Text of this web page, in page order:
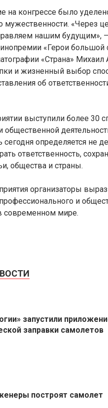
на конгрессе было
мужественности. «Через
нашим будущим»,
«Герои большой
«Страна»
и жизненный выбор
об
выступили более 30
общественной
сегодня определяется не
ответственность,
общества и страны.
организаторы
и
современном мире.
запустили
заправки самолетов
построят самолет